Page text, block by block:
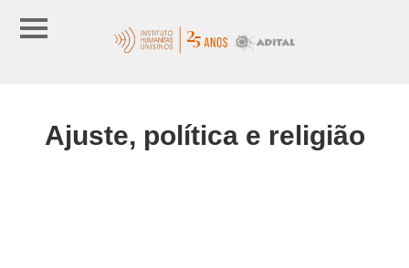
Ajuste, política e religião